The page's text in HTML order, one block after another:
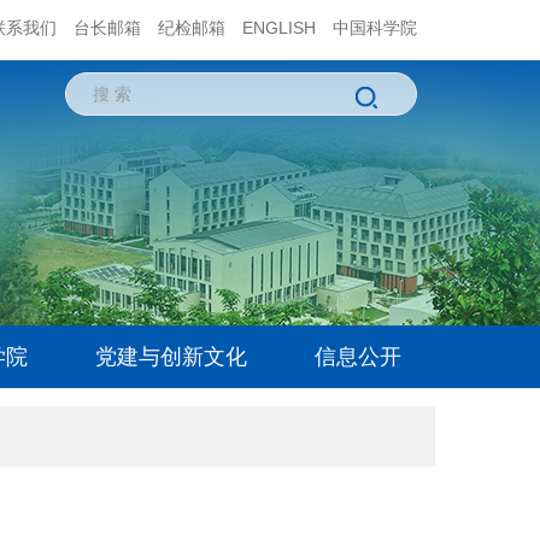
系我们 台长邮箱 纪检邮箱 ENGLISH 中国科学院
院 党建与创新文化 信息公开